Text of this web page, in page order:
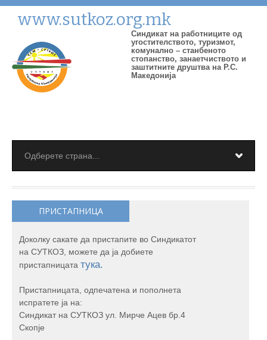
www.sutkoz.org.mk
Синдикат на работниците од
угостителството, туризмот,
комунално – станбеното
стопанство, занаетчиството и
заштитните друштва на Р.С.
Македонија
ПРИСТАПНИЦА
Доколку сакате да пристапите во Синдикатот
на СУТКОЗ, можете да ја добиете
пристапницата тука.
Пристапницата, одпечатена и пополнета
испратете ја на:
Синдикат на СУТКОЗ ул. Мирче Ацев бр.4
Скопје